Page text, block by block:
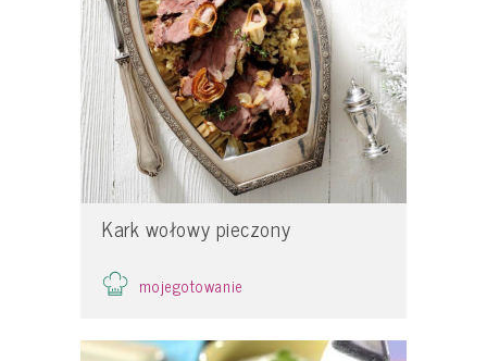
Kark wołowy pieczony
mojegotowanie